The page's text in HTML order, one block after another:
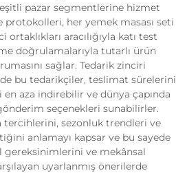
pazar segmentlerine hizmet
her yemek masası seti
aracılığıyla katı test
doğrulamalarıyla tutarlı ürün
sağlar. Tedarik zinciri
bu tedarikçiler, teslimat sürelerini
aza indirebilir ve dünya çapında
seçenekleri sunabilirler.
tercihlerini, sezonluk trendleri ve
anlamayı kapsar ve bu sayede
gereksinimlerini ve mekânsal
uyarlanmış önerilerde